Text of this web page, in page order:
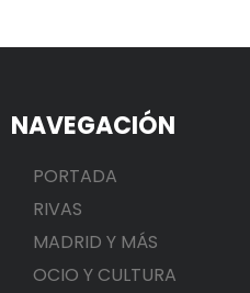
NAVEGACIÓN
PORTADA
RIVAS
MADRID Y MÁS
OCIO Y CULTURA